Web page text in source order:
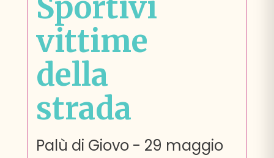
vittime
della
strada
Palù di Giovo - 29 maggio